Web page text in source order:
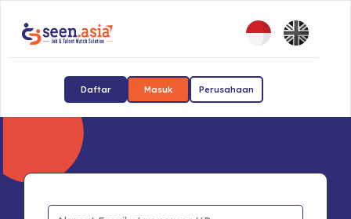
Daftar Masuk Perusahaan